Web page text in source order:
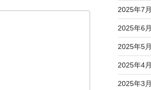
2025年7月
2025年6月
2025年5月
2025年4月
2025年3月